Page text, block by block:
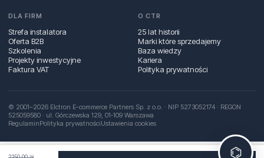
2150,00 zł
DLA FIRM
Strefa instalatora
Oferta B2B
Szkolenia
Projekty inwestycyjne
Faktura VAT
O CTR
25 lat historii
Marki które sprzedajemy
Baza wiedzy
Kariera
Polityka prywatności
© 2001–2026 Elctron E-commerce Partners Sp. z o.o. · NIP 5273052174 · REGON
525059580 · ul. Górczewska 129, 01‑109 Warszawa
RegulaminPolityka prywatnościUstawienia cookies
⌬